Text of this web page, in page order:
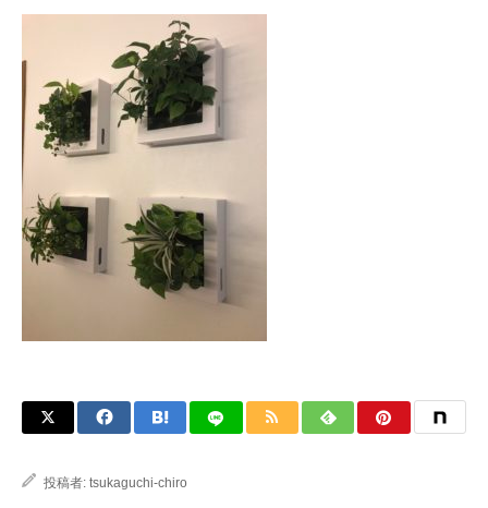
投稿者: tsukaguchi-chiro
アクセス
ブログ